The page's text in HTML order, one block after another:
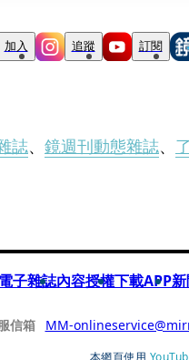
加入 追蹤 訂閱
誌、 鏡週刊動態雜誌、
子雜誌內容授權下載APP
信箱 MM-
本網頁使用